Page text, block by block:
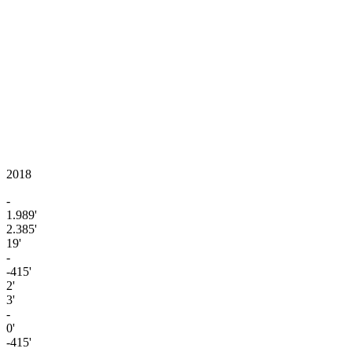
2018
-
1.989'
2.385'
19'
-
-415'
2'
3'
-
0'
-415'